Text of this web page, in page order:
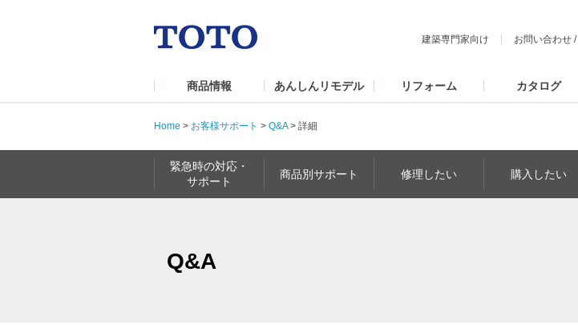
建築専門家向け お問い合わせ /
商品情報 あんしんリモデル リフォーム カタログ
Home > お客様サポート > Q&A> 詳細
緊急時の対応・
サポート
商品別サポート 修理したい 購入したい
Q&A